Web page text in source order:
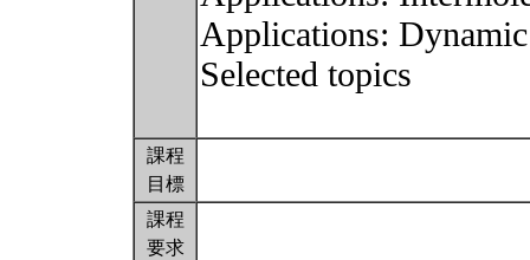
Applications:
Selected topics
課程
目標
課程
要求